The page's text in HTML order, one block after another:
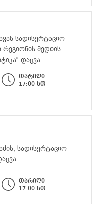
სადისერტაციო
მედიის
დაცვა
თარიღი
17:00 სთ
სადისერტაციო
თარიღი
17:00 სთ